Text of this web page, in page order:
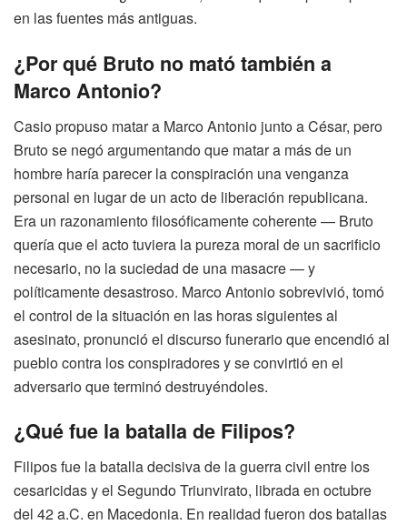
en las fuentes más antiguas.
¿Por qué Bruto no mató también a
Marco Antonio?
Casio propuso matar a Marco Antonio junto a César, pero
Bruto se negó argumentando que matar a más de un
hombre haría parecer la conspiración una venganza
personal en lugar de un acto de liberación republicana.
Era un razonamiento filosóficamente coherente — Bruto
quería que el acto tuviera la pureza moral de un sacrificio
necesario, no la suciedad de una masacre — y
políticamente desastroso. Marco Antonio sobrevivió, tomó
el control de la situación en las horas siguientes al
asesinato, pronunció el discurso funerario que encendió al
pueblo contra los conspiradores y se convirtió en el
adversario que terminó destruyéndoles.
¿Qué fue la batalla de Filipos?
Filipos fue la batalla decisiva de la guerra civil entre los
cesaricidas y el Segundo Triunvirato, librada en octubre
del 42 a.C. en Macedonia. En realidad fueron dos batallas